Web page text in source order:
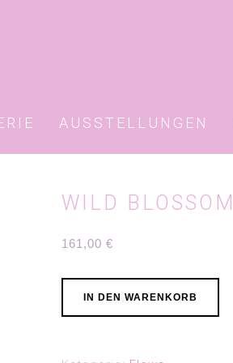
AUSSTELLUNGEN
WILD BLOSSOM
161,00 €
IN DEN WARENKORB